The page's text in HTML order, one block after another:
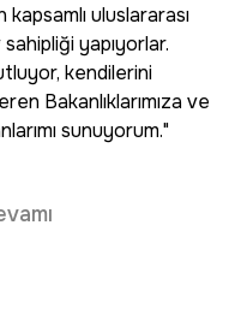
uluslararası
yapıyorlar.
kendilerini
Bakanlıklarımıza ve
sunuyorum."